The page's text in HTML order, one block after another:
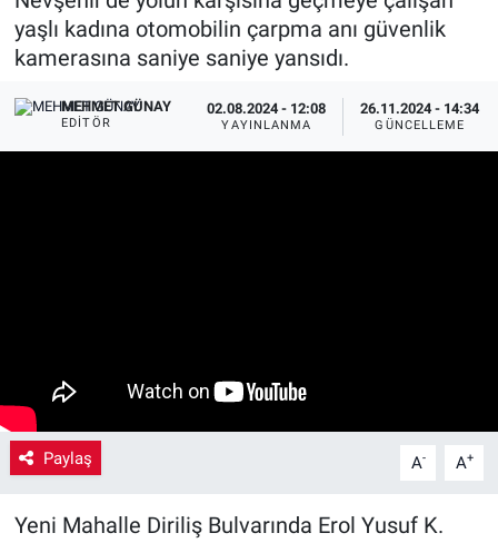
yaşlı kadına otomobilin çarpma anı güvenlik
kamerasına saniye saniye yansıdı.
MEHMET GÜNAY
EDITÖR
02.08.2024 - 12:08
YAYINLANMA
26.11.2024 - 14:34
GÜNCELLEME
Paylaş A- A+
Yeni Mahalle Diriliş Bulvarında Erol Yusuf K.
Kapadokya
Turizm
Kültür - Sanat
Son Dakika Haberleri
Haber Arşivi